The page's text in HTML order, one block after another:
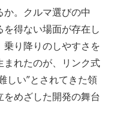
。クルマ選びの中
得ない場面が存在し
り降りのしやすさを
れたのが、リンク式
しい”とされてきた領
めざした開発の舞台